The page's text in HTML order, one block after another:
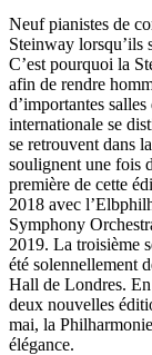
Neuf pianistes de
Steinway lorsqu’ils
C’est pourquoi la
afin de rendre
d’importantes
internationale se
se retrouvent dans
soulignent une fois
première de cette
2018 avec
Symphony
2019. La troisième
été solennellement
Hall de Londres.
deux nouvelles
mai, la
élégance.